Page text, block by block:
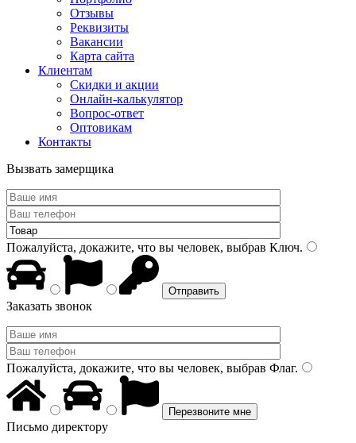
Отзывы
Реквизиты
Вакансии
Карта сайта
Клиентам
Скидки и акции
Онлайн-калькулятор
Вопрос-ответ
Оптовикам
Контакты
Вызвать замерщика
Пожалуйста, докажите, что вы человек, выбрав Ключ.
Заказать звонок
Пожалуйста, докажите, что вы человек, выбрав Флаг.
Письмо директору